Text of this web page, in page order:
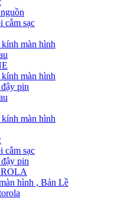
cắm sạc
màn hình
màn hình
pin
màn hình
cắm sạc
pin
hình , Bản Lề